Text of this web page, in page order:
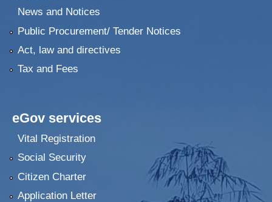
News and Notices
Public Procurement/ Tender Notices
Act, law and directives
Tax and Fees
eGov services
Vital Registration
Social Security
Citizen Charter
Application Letter